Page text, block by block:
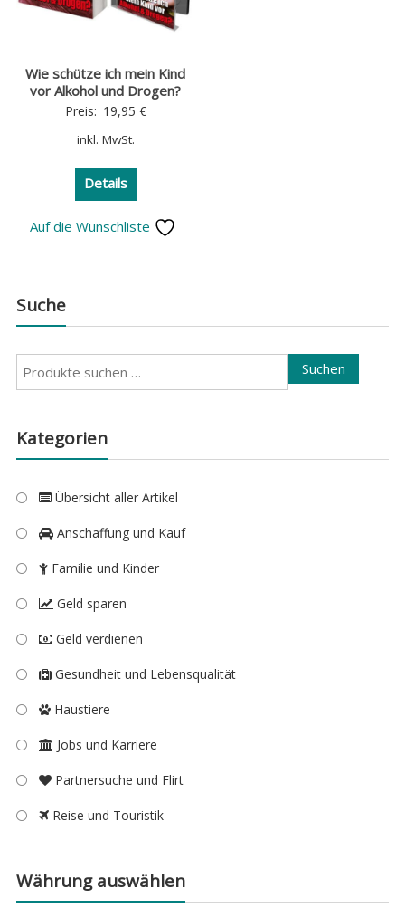
Wie schütze ich mein Kind
vor Alkohol und Drogen?
Preis: 19,95 €
inkl. MwSt.
Details
Auf die Wunschliste
Suche
Suchen
nach:
Suchen
Kategorien
Übersicht aller Artikel
Anschaffung und Kauf
Familie und Kinder
Geld sparen
Geld verdienen
Gesundheit und Lebensqualität
Haustiere
Jobs und Karriere
Partnersuche und Flirt
Reise und Touristik
Währung auswählen